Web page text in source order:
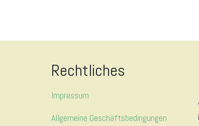
Rechtliches
Impressum
Allgemeine Geschäftsbedingungen